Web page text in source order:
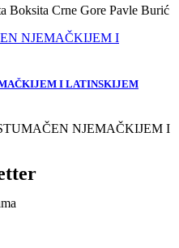
Boksita Crne Gore Pavle Burić
I LATINSKIJEM
NJEMAČKIJEM I